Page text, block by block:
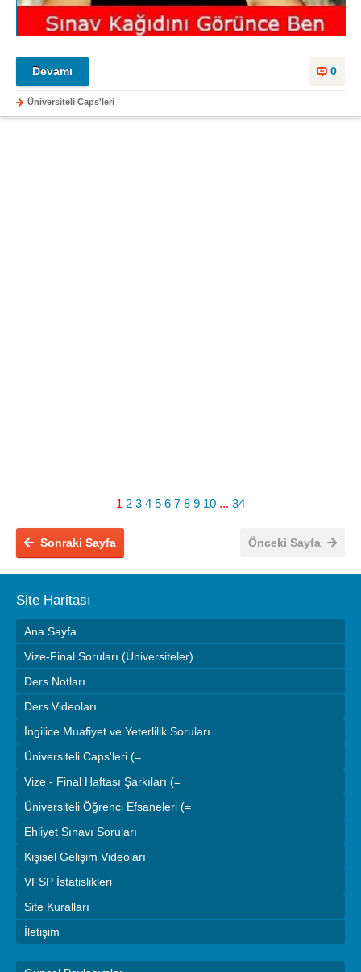
0
Devamı
Üniversiteli Caps'leri
1 2 3 4 5 6 7 8 9 10 ... 34
Önceki Sayfa
Sonraki Sayfa
Site Haritası
Ana Sayfa
Vize-Final Soruları (Üniversiteler)
Ders Notları
Ders Videoları
İngilice Muafiyet ve Yeterlilik Soruları
Üniversiteli Caps'leri (=
Vize - Final Haftası Şarkıları (=
Üniversiteli Öğrenci Efsaneleri (=
Ehliyet Sınavı Soruları
Kişisel Gelişim Videoları
VFSP İstatislikleri
Site Kuralları
İletişim